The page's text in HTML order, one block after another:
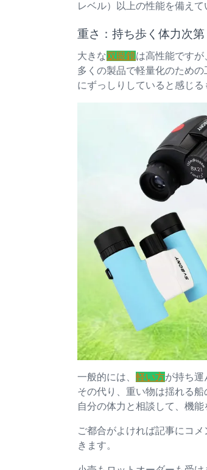
レベル）以上の性能を備えて
重さ：持ち歩く体力次第
大きな双眼鏡は高性能ですが
多くの製品で軽量化のため
にずっしりしていると感じる
一般的には、 軽い方が持ち運
その代り、重い物は揺れる
自分の体力と相談して、機能
ご都合がよければ記事にコ
きます。